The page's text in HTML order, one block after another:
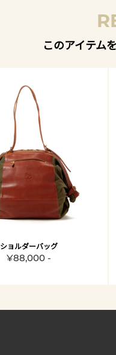
このアイテム
ショルダーバッグ
¥88,000 -